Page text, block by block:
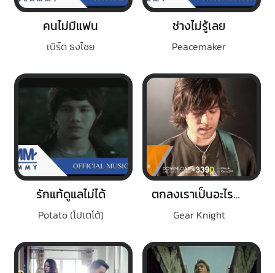
คนไม่มีแฟน
เบิร์ด ธงไชย
ช่างไม่รู้เลย
Peacemaker
รักแท้ดูแลไม่ได้
Potato (โปเตโต้)
ตกลงเราเป็นอะไรกัน
Gear Knight